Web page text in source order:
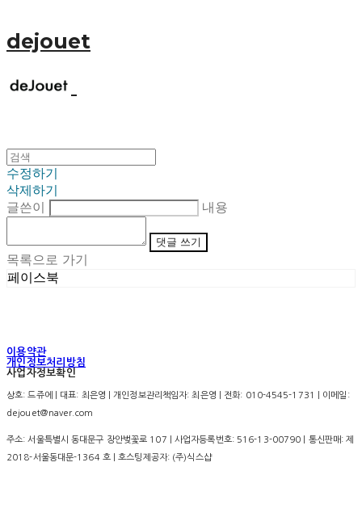
dejouet
수정하기
삭제하기
글쓴이
내용
댓글 쓰기
목록으로 가기
페이스북
이용약관
개인정보처리방침
사업자정보확인
상호: 드쥬에 | 대표: 최은영 | 개인정보관리책임자: 최은영 | 전화: 010-4545-1731 | 이메일:
dejouet@naver.com
주소: 서울특별시 동대문구 장안벚꽃로 107 | 사업자등록번호: 516-13-00790 | 통신판매:제
2018-서울동대문-1364 호| 호스팅제공자: (주)식스샵